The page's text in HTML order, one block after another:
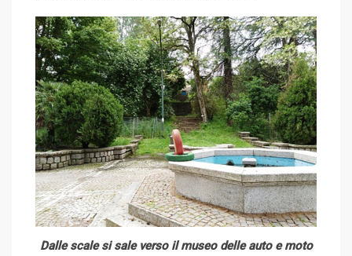
Dalle scale si sale verso il museo delle auto e moto